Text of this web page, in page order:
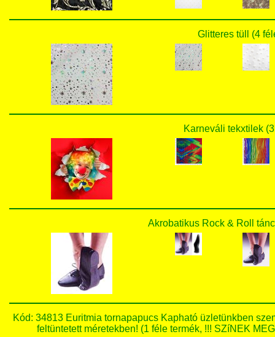
Glitteres tüll (4
Karneváli tekxtilek
Akrobatikus Rock & Roll
Kód: 34813 Euritmia tornapapucs Kapható üzletünkben
feltüntetett méretekben! (1 féle termék, !!! SZíNEK